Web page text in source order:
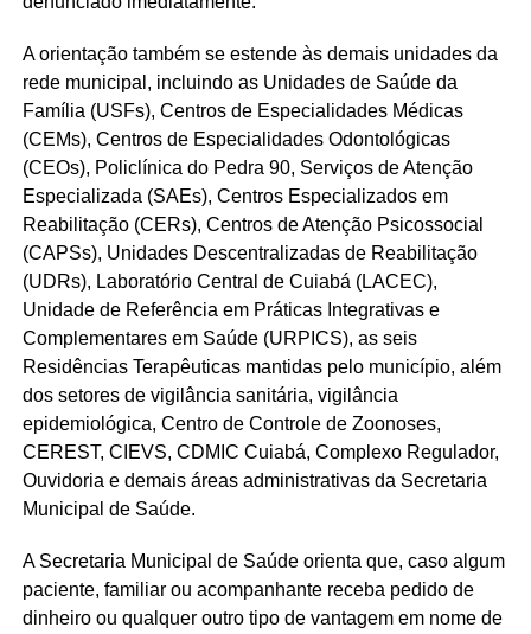
A orientação também se estende às demais unidades da
rede municipal, incluindo as Unidades de Saúde da
Família (USFs), Centros de Especialidades Médicas
(CEMs), Centros de Especialidades Odontológicas
(CEOs), Policlínica do Pedra 90, Serviços de Atenção
Especializada (SAEs), Centros Especializados em
Reabilitação (CERs), Centros de Atenção Psicossocial
(CAPSs), Unidades Descentralizadas de Reabilitação
(UDRs), Laboratório Central de Cuiabá (LACEC),
Unidade de Referência em Práticas Integrativas e
Complementares em Saúde (URPICS), as seis
Residências Terapêuticas mantidas pelo município, além
dos setores de vigilância sanitária, vigilância
epidemiológica, Centro de Controle de Zoonoses,
CEREST, CIEVS, CDMIC Cuiabá, Complexo Regulador,
Ouvidoria e demais áreas administrativas da Secretaria
Municipal de Saúde.
A Secretaria Municipal de Saúde orienta que, caso algum
paciente, familiar ou acompanhante receba pedido de
dinheiro ou qualquer outro tipo de vantagem em nome de